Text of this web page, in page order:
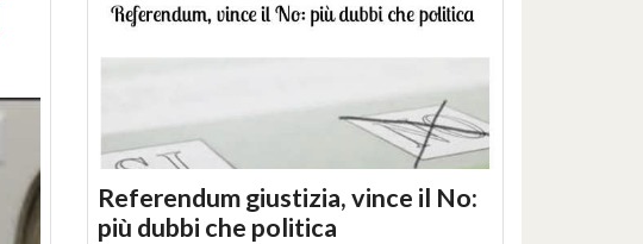
Referendum giustizia, vince il No:
più dubbi che politica